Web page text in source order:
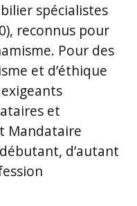
spécialistes
reconnus pour
Pour des
et d’éthique
et
Mandataire
d’autant